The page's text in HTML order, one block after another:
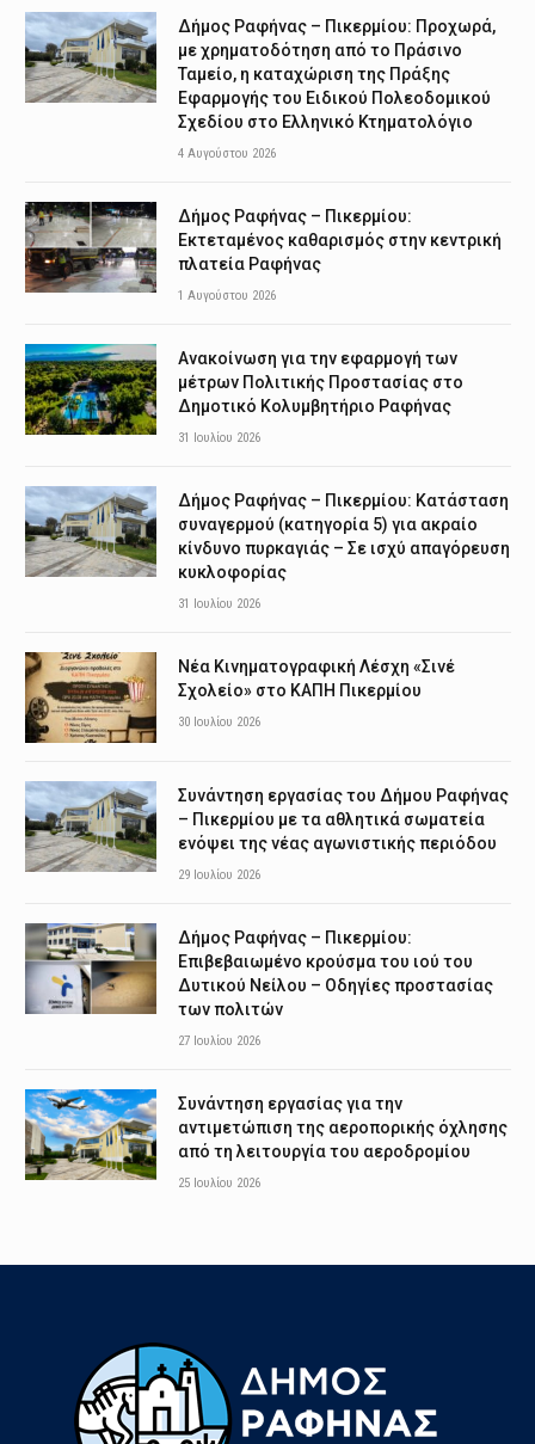
Δήμος Ραφήνας – Πικερμίου: Προχωρά,
με χρηματοδότηση από το Πράσινο
Ταμείο, η καταχώριση της Πράξης
Εφαρμογής του Ειδικού Πολεοδομικού
Σχεδίου στο Ελληνικό Κτηματολόγιο
4 Αυγούστου 2026
Δήμος Ραφήνας – Πικερμίου:
Εκτεταμένος καθαρισμός στην κεντρική
πλατεία Ραφήνας
1 Αυγούστου 2026
Ανακοίνωση για την εφαρμογή των
μέτρων Πολιτικής Προστασίας στο
Δημοτικό Κολυμβητήριο Ραφήνας
31 Ιουλίου 2026
Δήμος Ραφήνας – Πικερμίου: Κατάσταση
συναγερμού (κατηγορία 5) για ακραίο
κίνδυνο πυρκαγιάς – Σε ισχύ απαγόρευση
κυκλοφορίας
31 Ιουλίου 2026
Νέα Κινηματογραφική Λέσχη «Σινέ
Σχολείο» στο ΚΑΠΗ Πικερμίου
30 Ιουλίου 2026
Συνάντηση εργασίας του Δήμου Ραφήνας
– Πικερμίου με τα αθλητικά σωματεία
ενόψει της νέας αγωνιστικής περιόδου
29 Ιουλίου 2026
Δήμος Ραφήνας – Πικερμίου:
Επιβεβαιωμένο κρούσμα του ιού του
Δυτικού Νείλου – Οδηγίες προστασίας
των πολιτών
27 Ιουλίου 2026
Συνάντηση εργασίας για την
αντιμετώπιση της αεροπορικής όχλησης
από τη λειτουργία του αεροδρομίου
25 Ιουλίου 2026